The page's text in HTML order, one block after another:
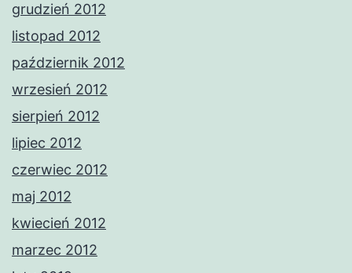
grudzień 2012
listopad 2012
październik 2012
wrzesień 2012
sierpień 2012
lipiec 2012
czerwiec 2012
maj 2012
kwiecień 2012
marzec 2012